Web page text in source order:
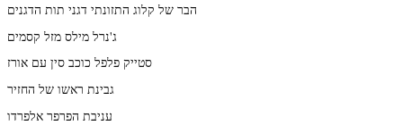
הבר של קלוג התזונתי דגני תות הדגנים
ג'נרל מילס מזל קסמים
סטייק פלפל כוכב סין עם אורז
גבינת ראשו של החזיר
עניבת הפרפר אלפרדו